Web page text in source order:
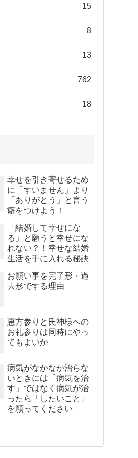
15
8
13
762
18
幸せを引き寄せるため
に「すいません」より
「ありがとう」と言う
癖をつけよう！
「結婚して幸せにな
る」と願うと幸せにな
れない？！幸せな結婚
生活を手に入れる秘訣
お願い事を完了形・過
去形でする理由
恵方参りと氏神様への
お礼参りは同時にやっ
てもよいか
病気がなかなか治らな
いときには「病気を治
す」ではなく病気が治
ったら「したいこと」
を願ってください